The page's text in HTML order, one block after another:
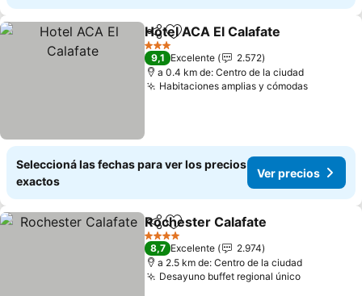
CompartirAñadir a favoritos
Hotel ACA El Calafate
3 Estrellas
9,1 Excelente
2.572
a 0.4 km de: Centro de la ciudad
Habitaciones amplias y cómodas
Seleccioná las fechas para ver los precios
exactos
Ver precios
CompartirAñadir a favoritos
Rochester Calafate
4 Estrellas
8,7 Excelente
2.974
a 2.5 km de: Centro de la ciudad
Desayuno buffet regional único